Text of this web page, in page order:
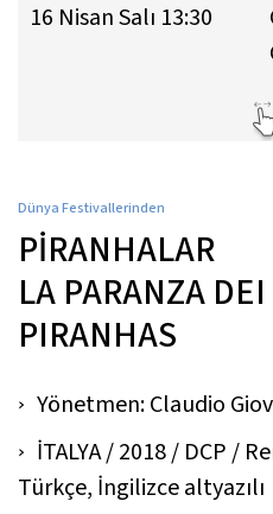
16 Nisan Salı 13:30
Dünya Festivallerinden
PİRANHALAR
LA PARANZA
PIRANHAS
Yönetmen: Claudio
İTALYA / 2018 / DCP /
Türkçe, İngilizce altyazılı